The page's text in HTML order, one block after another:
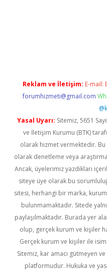
Reklam ve İletişim: E-mail:
forumhizmeti@gmail.com
Yasal Uyarı: Sitemiz, 5651
ve İletişim Kurumu (BTK)
olarak hizmet vermektedir.
olarak denetleme veya
Ancak, üyelerimiz yazdıkları
siteye üye olarak bu
sitesi, herhangi bir marka,
bulunmamaktadır. Sitede
paylaşılmaktadır. Burada yer
olup, gerçek kurum ve kişiler
Gerçek kurum ve kişiler ile
Sitemiz, kar amacı gütmeyen
platformudur. Hukuka ve